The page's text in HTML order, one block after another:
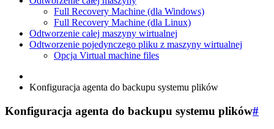
Full Recovery Machine (dla Windows)
Full Recovery Machine (dla Linux)
Odtworzenie całej maszyny wirtualnej
Odtworzenie pojedynczego pliku z maszyny wirtualnej
Opcja Virtual machine files
Konfiguracja agenta do backupu systemu plików
Konfiguracja agenta do backupu systemu plików#